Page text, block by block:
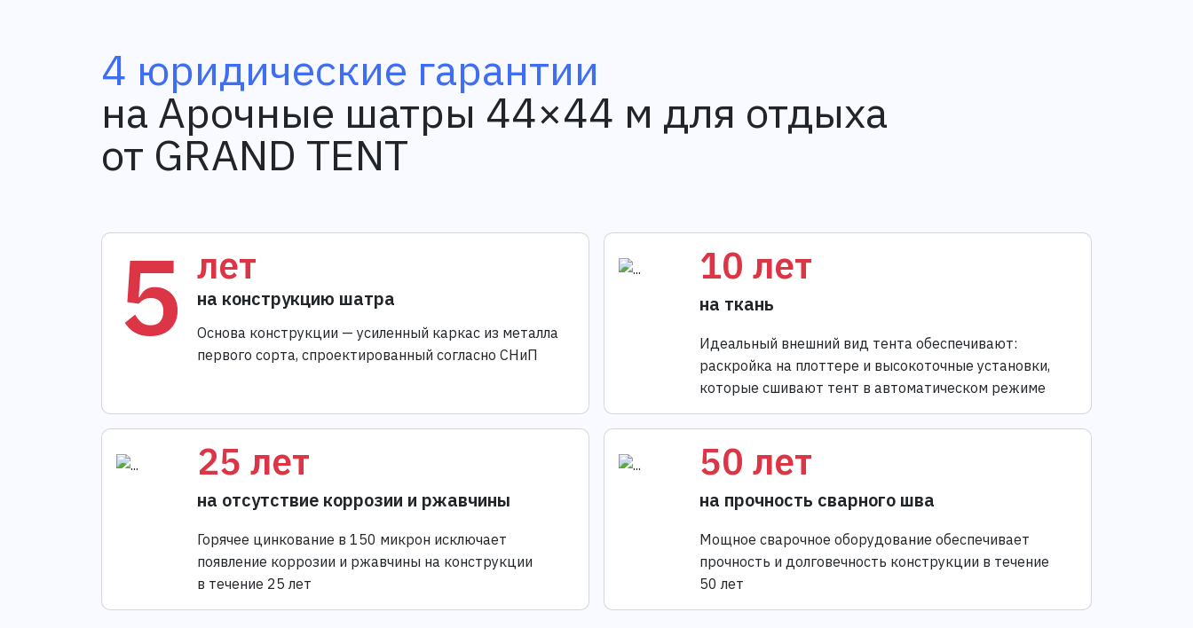
4 юридические гарантии
на Арочные шатры 44×44 м для отдыха
от GRAND TENT
5 лет
на конструкцию шатра
Основа конструкции — усиленный каркас из металла
первого сорта, спроектированный согласно СНиП
10 лет
на ткань
Идеальный внешний вид тента обеспечивают:
раскройка на плоттере и высокоточные установки,
которые сшивают тент в автоматическом режиме
25 лет
на отсутствие коррозии и ржавчины
Горячее цинкование в 150 микрон исключает
появление коррозии и ржавчины на конструкции
в течение 25 лет
50 лет
на прочность сварного шва
Мощное сварочное оборудование обеспечивает
прочность и долговечность конструкции в течение
50 лет